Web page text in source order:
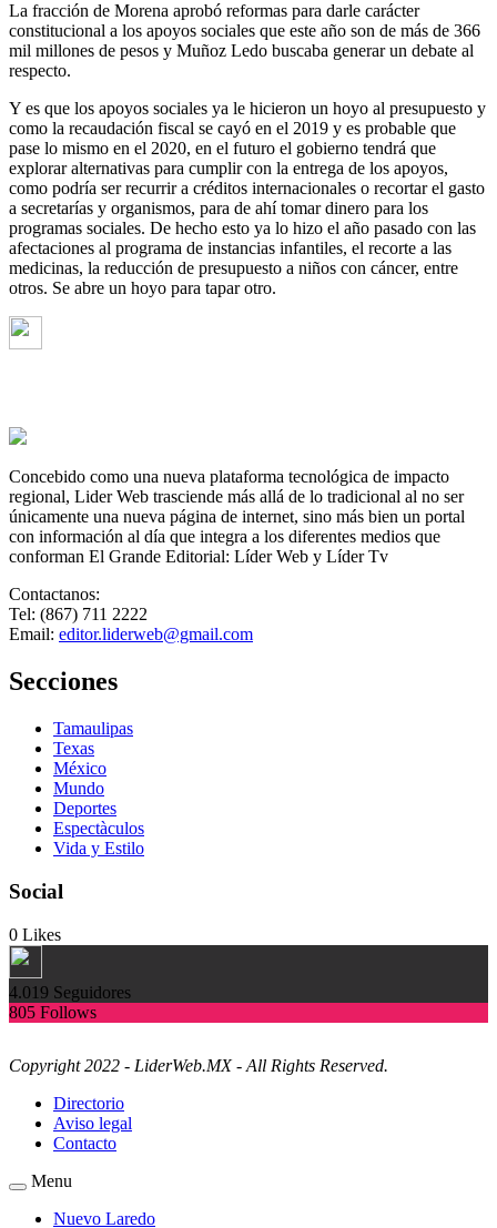
La fracción de Morena aprobó reformas para darle carácter
constitucional a los apoyos sociales que este año son de más de 366
mil millones de pesos y Muñoz Ledo buscaba generar un debate al
respecto.
Y es que los apoyos sociales ya le hicieron un hoyo al presupuesto y
como la recaudación fiscal se cayó en el 2019 y es probable que
pase lo mismo en el 2020, en el futuro el gobierno tendrá que
explorar alternativas para cumplir con la entrega de los apoyos,
como podría ser recurrir a créditos internacionales o recortar el gasto
a secretarías y organismos, para de ahí tomar dinero para los
programas sociales. De hecho esto ya lo hizo el año pasado con las
afectaciones al programa de instancias infantiles, el recorte a las
medicinas, la reducción de presupuesto a niños con cáncer, entre
otros. Se abre un hoyo para tapar otro.
Concebido como una nueva plataforma tecnológica de impacto
regional, Lider Web trasciende más allá de lo tradicional al no ser
únicamente una nueva página de internet, sino más bien un portal
con información al día que integra a los diferentes medios que
conforman El Grande Editorial: Líder Web y Líder Tv
Contactanos:
Tel: (867) 711 2222
Email: editor.liderweb@gmail.com
Secciones
Tamaulipas
Texas
México
Mundo
Deportes
Espectàculos
Vida y Estilo
Social
0 Likes
4.019 Seguidores
805 Follows
Copyright 2022 - LiderWeb.MX - All Rights Reserved.
Directorio
Aviso legal
Contacto
Menu
Nuevo Laredo